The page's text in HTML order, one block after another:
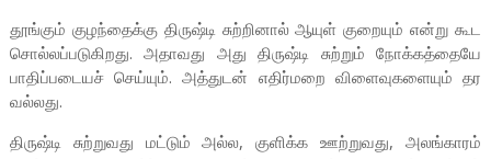
தூங்கும் குழந்தைக்கு திருஷ்டி சுற்றினால் ஆயுள் குறையும் என்று கூட
சொல்லப்படுகிறது. அதாவது அது திருஷ்டி சுற்றும் நோக்கத்தையே
பாதிப்படையச் செய்யும். அத்துடன் எதிர்மறை விளைவுகளையும் தர
வல்லது.
திருஷ்டி சுற்றுவது மட்டும் அல்ல, குளிக்க ஊற்றுவது, அலங்காரம்